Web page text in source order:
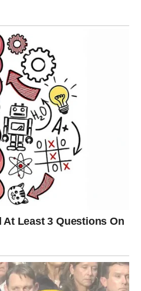
između svojih želja i
ste pokušavali svima
ono što vas zaista čini
u kojem ćete konačno početi